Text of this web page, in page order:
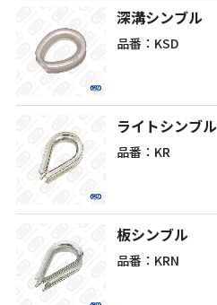
深溝シンブル
品番：KSD
ライトシンブル
品番：KR
板シンブル
品番：KRN